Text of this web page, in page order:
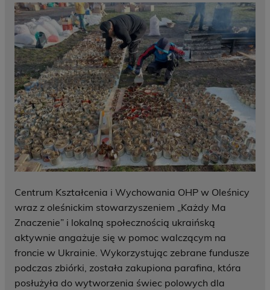
Centrum Kształcenia i Wychowania OHP w Oleśnicy
wraz z oleśnickim stowarzyszeniem „Każdy Ma
Znaczenie” i lokalną społecznością ukraińską
aktywnie angażuje się w pomoc walczącym na
froncie w Ukrainie. Wykorzystując zebrane fundusze
podczas zbiórki, została zakupiona parafina, która
posłużyła do wytworzenia świec polowych dla